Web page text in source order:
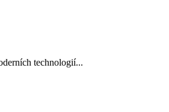
technologií...